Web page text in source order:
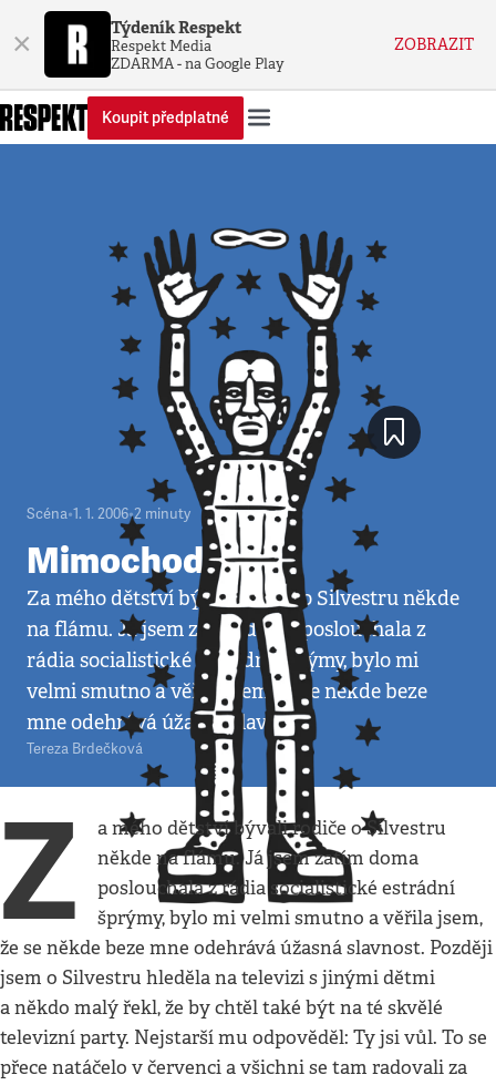
× Týdeník Respekt
Respekt Media
ZDARMA - na Google Play
ZOBRAZIT
Koupit předplatné
Scéna•1. 1. 2006•2 minuty
Mimochodem
Za mého dětství bývali rodiče o Silvestru někde
na flámu. Já jsem zatím doma poslouchala z
rádia socialistické estrádní šprýmy, bylo mi
velmi smutno a věřila jsem, že se někde beze
mne odehrává úžasná slavnost.
Tereza Brdečková
Z
a mého dětství bývali rodiče o Silvestru
někde na flámu. Já jsem zatím doma
poslouchala z rádia socialistické estrádní
šprýmy, bylo mi velmi smutno a věřila jsem,
že se někde beze mne odehrává úžasná slavnost. Později
jsem o Silvestru hleděla na televizi s jinými dětmi
a někdo malý řekl, že by chtěl také být na té skvělé
televizní party. Nejstarší mu odpověděl: Ty jsi vůl. To se
přece natáčelo v červenci a všichni se tam radovali za